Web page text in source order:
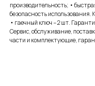
производительность; •
безопасность
• гаечный ключ – 2 шт.
Сервис, обслуживание,
части и комплектующие,